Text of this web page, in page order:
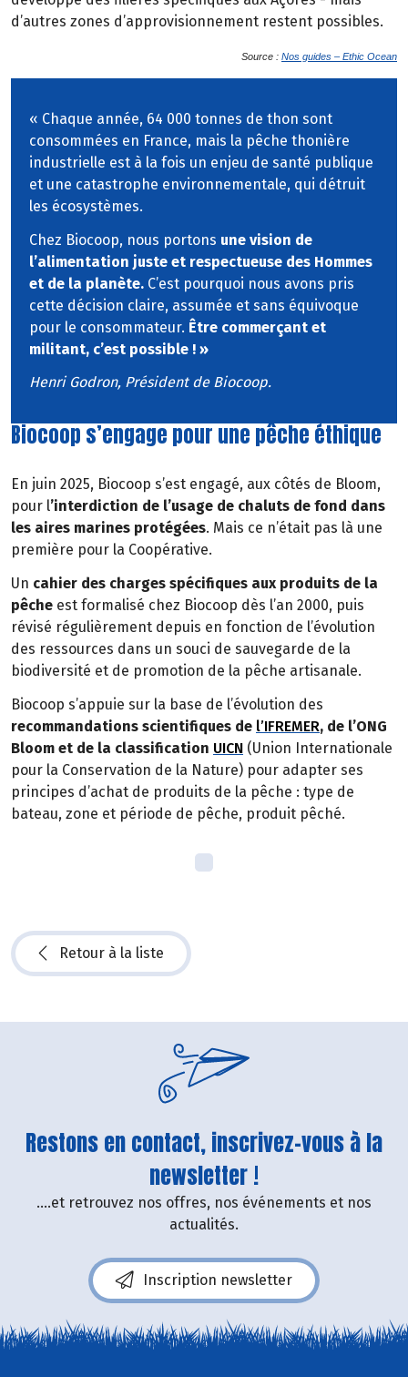
d’autres zones d’approvisionnement restent possibles.
Source : Nos guides – Ethic Ocean
« Chaque année, 64 000 tonnes de thon sont
consommées en France, mais la pêche thonière
industrielle est à la fois un enjeu de santé publique
et une catastrophe environnementale, qui détruit
les écosystèmes.
Chez Biocoop, nous portons une vision de
l’alimentation juste et respectueuse des Hommes
et de la planète. C’est pourquoi nous avons pris
cette décision claire, assumée et sans équivoque
pour le consommateur. Être commerçant et
militant, c’est possible ! »
Henri Godron, Président de Biocoop.
Biocoop s’engage pour une pêche éthique
En juin 2025, Biocoop s’est engagé, aux côtés de Bloom,
pour l’interdiction de l’usage de chaluts de fond dans
les aires marines protégées. Mais ce n’était pas là une
première pour la Coopérative.
Un cahier des charges spécifiques aux produits de la
pêche est formalisé chez Biocoop dès l’an 2000, puis
révisé régulièrement depuis en fonction de l’évolution
des ressources dans un souci de sauvegarde de la
biodiversité et de promotion de la pêche artisanale.
Biocoop s’appuie sur la base de l’évolution des
recommandations scientifiques de l’IFREMER, de l’ONG
Bloom et de la classification UICN (Union Internationale
pour la Conservation de la Nature) pour adapter ses
principes d’achat de produits de la pêche : type de
bateau, zone et période de pêche, produit pêché.
Retour à la liste
Restons en contact, inscrivez-vous à la
newsletter !
....et retrouvez nos offres, nos événements et nos
actualités.
Inscription newsletter